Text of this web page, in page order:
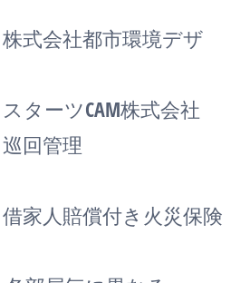
社都市環境デザ
ツCAM株式会社
回管理
賠償付き火災保険